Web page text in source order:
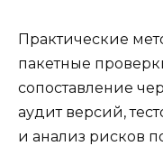
Практические
пакетные
сопоставление
аудит версий,
и анализ рисков